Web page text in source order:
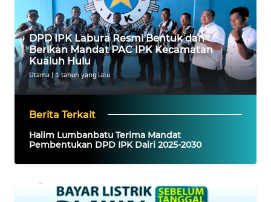
DPD IPK Labura Resmi Bentuk dan
Berikan Mandat PAC IPK Kecamatan
Kualuh Hulu
Utama |1 tahun yang lalu
Berita Terkait
Halim Lumbanbatu Terima Mandat
Pembentukan DPD IPK Dairi 2025-2030
UTAMA
SERBA-
SERBI
PERISTIWA
INDEKS